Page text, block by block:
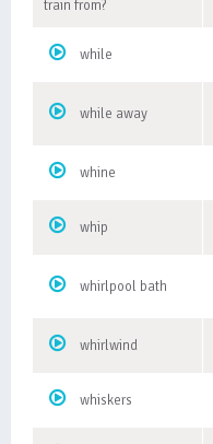
train from?
while
while away
whine
whip
whirlpool bath
whirlwind
whiskers